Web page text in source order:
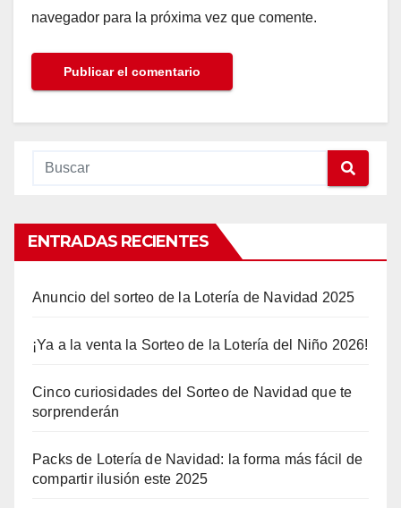
navegador para la próxima vez que comente.
ENTRADAS RECIENTES
Anuncio del sorteo de la Lotería de Navidad 2025
¡Ya a la venta la Sorteo de la Lotería del Niño 2026!
Cinco curiosidades del Sorteo de Navidad que te
sorprenderán
Packs de Lotería de Navidad: la forma más fácil de
compartir ilusión este 2025